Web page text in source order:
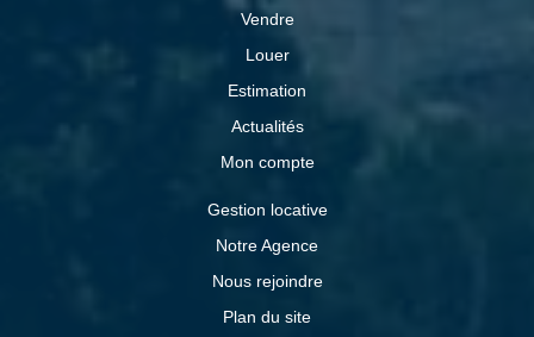
Vendre
Louer
Estimation
Actualités
Mon compte
Gestion locative
Notre Agence
Nous rejoindre
Plan du site